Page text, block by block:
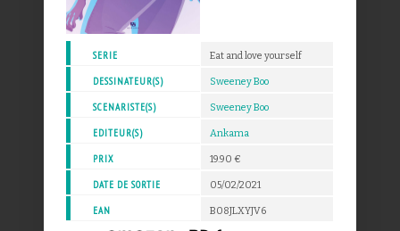
SERIE Eat and love yourself
DESSINATEUR(S) Sweeney Boo
SCENARISTE(S) Sweeney Boo
EDITEUR(S) Ankama
PRIX 19.90 €
DATE DE SORTIE 05/02/2021
EAN B08JLXYJV6